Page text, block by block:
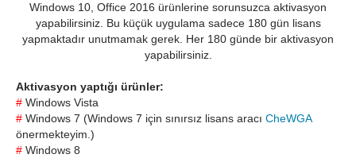
Windows 10, Office 2016 ürünlerine sorunsuzca aktivasyon
yapabilirsiniz. Bu küçük uygulama sadece 180 gün lisans
yapmaktadır unutmamak gerek. Her 180 günde bir aktivasyon
yapabilirsiniz.
Aktivasyon yaptığı ürünler:
# Windows Vista
# Windows 7 (Windows 7 için sınırsız lisans aracı CheWGA
önermekteyim.)
# Windows 8